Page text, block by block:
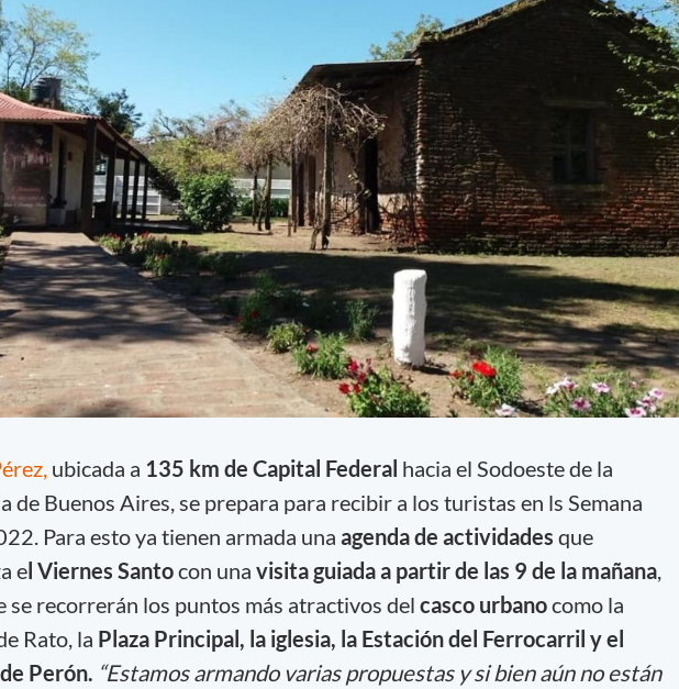
ubicada a 135 km de Capital Federal hacia el Sodoeste de la
de Buenos Aires, se prepara para recibir a los turistas en ls Semana
Para esto ya tienen armada una agenda de actividades que
el Viernes Santocon una visita guiada a partir de las 9 de la mañana,
se recorrerán los puntos más atractivos del casco urbanocomo la
Rato, la Plaza Principal, la iglesia, la Estación del Ferrocarril y el
Perón. “Estamos armando varias propuestas y si bien aún no están